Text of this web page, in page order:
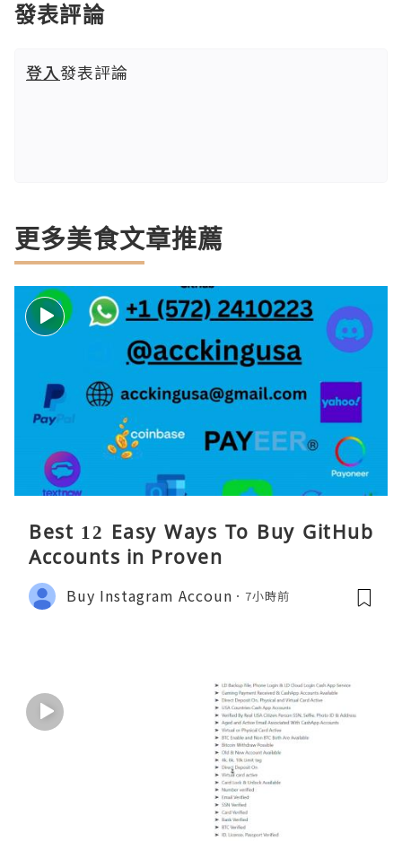
發表評論
登入發表評論
更多美食文章推薦
Best 12 Easy Ways To Buy GitHub
Accounts in Proven
Buy Instagram Accoun 7小時前